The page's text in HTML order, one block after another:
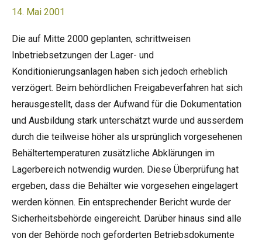
14. Mai 2001
Die auf Mitte 2000 geplanten, schrittweisen
Inbetriebsetzungen der Lager- und
Konditionierungsanlagen haben sich jedoch erheblich
verzögert. Beim behördlichen Freigabeverfahren hat sich
herausgestellt, dass der Aufwand für die Dokumentation
und Ausbildung stark unterschätzt wurde und ausserdem
durch die teilweise höher als ursprünglich vorgesehenen
Behältertemperaturen zusätzliche Abklärungen im
Lagerbereich notwendig wurden. Diese Überprüfung hat
ergeben, dass die Behälter wie vorgesehen eingelagert
werden können. Ein entsprechender Bericht wurde der
Sicherheitsbehörde eingereicht. Darüber hinaus sind alle
von der Behörde noch geforderten Betriebsdokumente